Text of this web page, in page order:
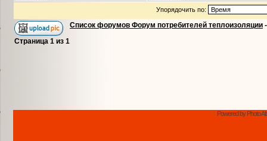
Упорядочить по:
Список форумов Форум потребителей теплоизоляции
Страница 1 из 1
Powered by Photo